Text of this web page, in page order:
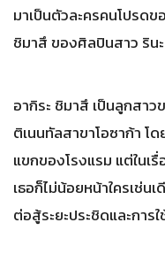
มาเป็นตัวละครคนโปรด
ชิมาสึ ของศิลปินสาว รินะ
อากิระ ชิมาสึ เป็นลูกสา
ติเนนทัลสาขาโอซาก้า โ
แขกของโรงแรม แต่ในเ
เธอก็ไม่น้อยหน้าใครเช่น
ต่อสู้ระยะประชิดและการ